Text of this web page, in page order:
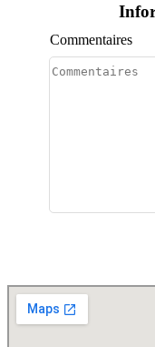
Commentaires